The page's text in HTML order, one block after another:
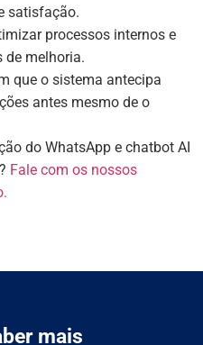
satisfação.
processos internos e
de melhoria.
que o sistema antecipa
antes mesmo de o
do WhatsApp e chatbot AI
Fale com os nossos
mais